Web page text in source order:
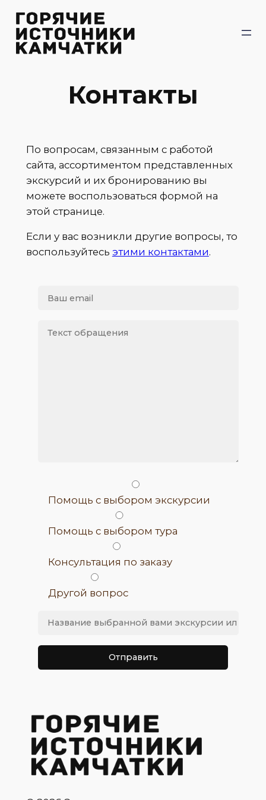
Перейти
содержимому
Контакты
По вопросам, связанным с работой
сайта, ассортиментом представленных
экскурсий и их бронированию вы
можете воспользоваться формой на
этой странице.
Если у вас возникли другие вопросы, то
воспользуйтесь этими контактами.
Помощь с выбором экскурсии
Помощь с выбором тура
Консультация по заказу
Другой вопрос
Оставьте это поле пустым.